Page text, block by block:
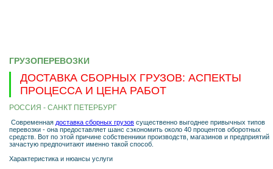
ГРУЗОПЕРЕВОЗКИ
ДОСТАВКА СБОРНЫХ ГРУЗОВ: АСПЕКТЫ
ПРОЦЕССА И ЦЕНА РАБОТ
РОССИЯ - САНКТ ПЕТЕРБУРГ
Современная доставка сборных грузов существенно выгоднее привычных типов
перевозки - она предоставляет шанс сэкономить около 40 процентов оборотных
средств. Вот по этой причине собственники производств, магазинов и предприятий
зачастую предпочитают именно такой способ.
Характеристика и нюансы услуги